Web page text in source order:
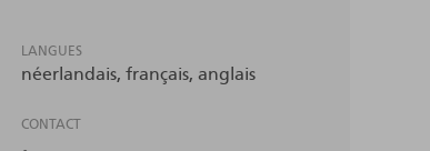
LANGUES
néerlandais français anglais
CONTACT